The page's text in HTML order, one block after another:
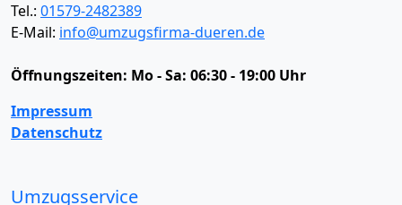
Tel.: 01579-2482389
E-Mail: info@umzugsfirma-dueren.de
Öffnungszeiten: Mo - Sa: 06:30 - 19:00 Uhr
Impressum
Datenschutz
Umzugsservice